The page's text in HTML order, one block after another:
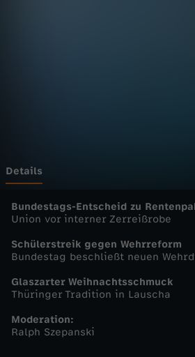
s
c
h
l
n
Details
Bundestags-Entscheid zu
Union vor interner Zerreißrobe
Schülerstreik gegen Wehrreform
Bundestag beschließt neuen
Glaszarter Weihnachtsschmuck
Thüringer Tradition in Lauscha
Moderation:
Ralph Szepanski